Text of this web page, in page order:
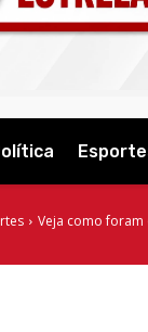
Veja como foram